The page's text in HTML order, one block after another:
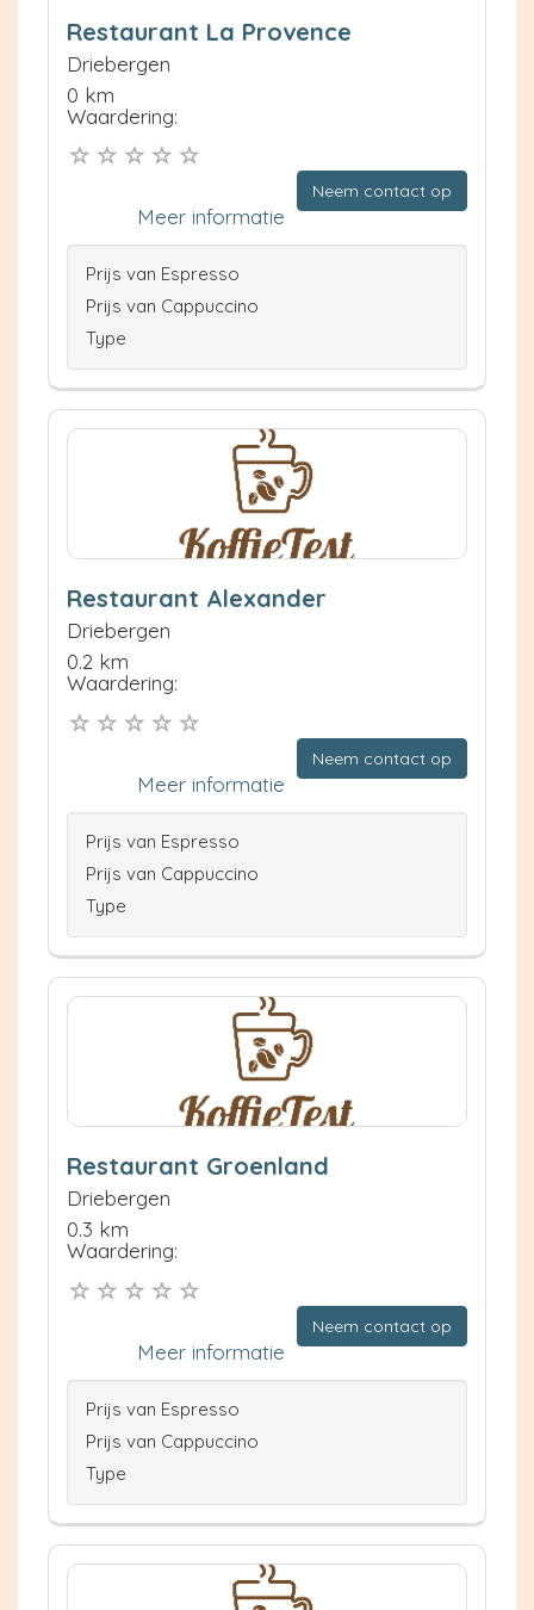
Restaurant La Provence
Driebergen
0 km
Waardering:
Neem contact op
Meer informatie
Prijs van Espresso
Prijs van Cappuccino
Type
Restaurant Alexander
Driebergen
0.2 km
Waardering:
Neem contact op
Meer informatie
Prijs van Espresso
Prijs van Cappuccino
Type
Restaurant Groenland
Driebergen
0.3 km
Waardering:
Neem contact op
Meer informatie
Prijs van Espresso
Prijs van Cappuccino
Type